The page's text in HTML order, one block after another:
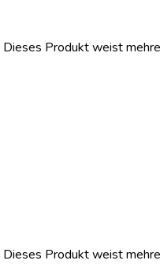
Dieses Produkt weist
Dieses Produkt weist